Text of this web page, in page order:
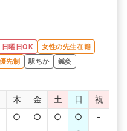
日曜日OK
女性の先生在籍
先制 駅ちか
鍼灸
木 金 土 日
祝
○ ○ ○ ○
-